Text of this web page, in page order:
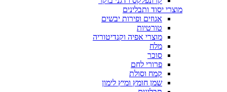
מוצרי יסוד ותבלינים
אגוזים ופירות יבשים
טורטיות
מוצרי אפיה וקנדיטוריה
מלח
סוכר
פרורי לחם
קמח וסולת
שמן חומץ ומיץ לימון